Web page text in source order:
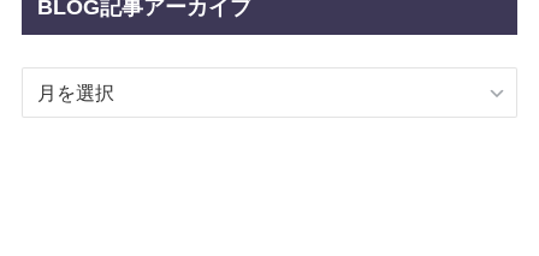
BLOG記事アーカイブ
BLOG